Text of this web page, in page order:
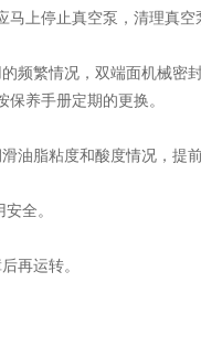
上停止真空泵，清理真空
繁情况，双端面机械密
养手册定期的更换。
脂粘度和酸度情况，提前
全。
再运转。